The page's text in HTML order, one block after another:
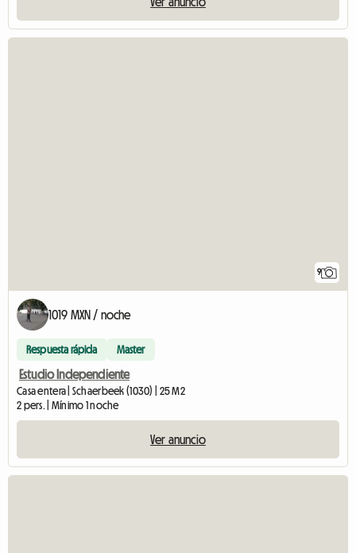
9
1019 MXN / noche
Respuesta rápida Master
Estudio Independiente
Casa entera | Schaerbeek (1030) | 25 M2
2 pers. | Mínimo 1 noche
Ver anuncio